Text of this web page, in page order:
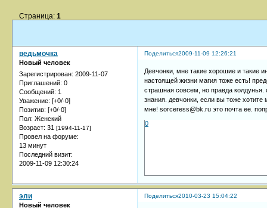
Страница:1
Поделиться2009-11-09 12:26:21
ведьмочка
Новый человек
Зарегистрирован: 2009-11-07
Приглашений: 0
Сообщений: 1
Уважение: [+0/-0]
Позитив: [+0/-0]
Пол: Женский
Возраст: 31 [1994-11-17]
Провел на форуме:
13 минут
Последний визит:
2009-11-09 12:30:24
Девчонки, мне такие хорошие и такие
настоящей жизни магия тоже есть!
страшная совсем, но правда колдунья.
знания. девчонки, если вы тоже хотите
мне! sorceress@bk.ru это почта ее.
0
Поделиться2010-03-23 15:04:22
эли
Новый человек